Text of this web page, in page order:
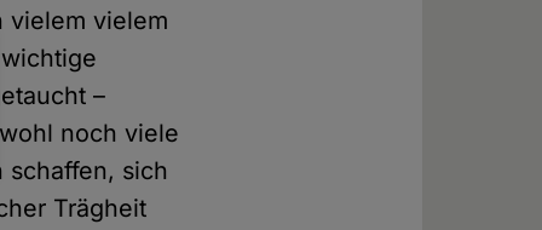
vielem vielem
–
noch viele
schaffen, sich
Trägheit